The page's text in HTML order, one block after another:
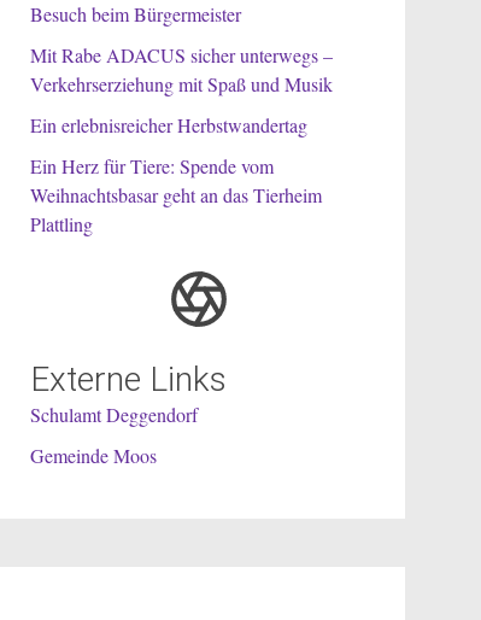
Besuch beim Bürgermeister
Mit Rabe ADACUS sicher unterwegs –
Verkehrserziehung mit Spaß und Musik
Ein erlebnisreicher Herbstwandertag
Ein Herz für Tiere: Spende vom
Weihnachtsbasar geht an das Tierheim
Plattling
Externe Links
Schulamt Deggendorf
Gemeinde Moos